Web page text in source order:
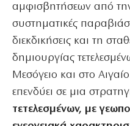
αμφισβητήσεων από
συστηματικές
διεκδικήσεις και τη
δημιουργίας
Μεσόγειο και στο
επενδύει σε μια
τετελεσμένων, με